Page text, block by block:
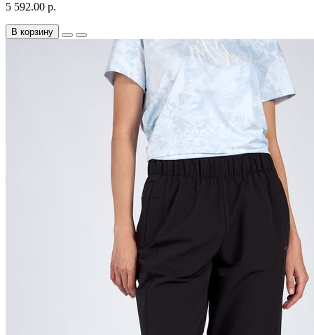
5 592.00 р.
В корзину